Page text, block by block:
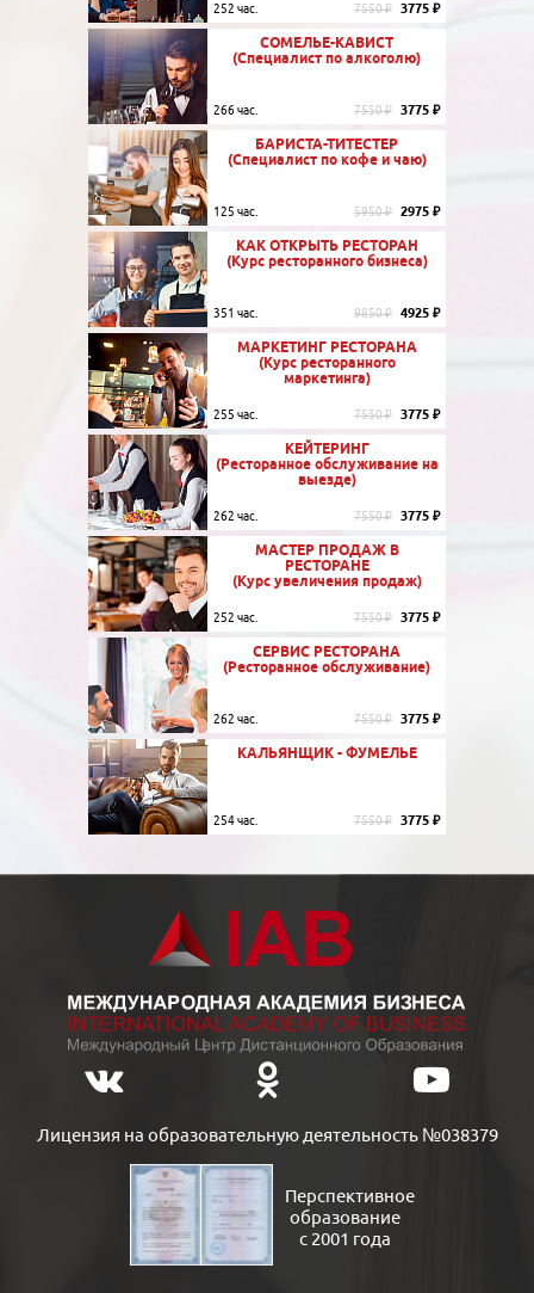
252 час. 7550 ₽ 3775 ₽
СОМЕЛЬЕ-КАВИСТ
(Специалист по алкоголю)
266 час. 7550 ₽ 3775 ₽
БАРИСТА-ТИТЕСТЕР
(Специалист по кофе и чаю)
125 час. 5950 ₽ 2975 ₽
КАК ОТКРЫТЬ РЕСТОРАН
(Курс ресторанного бизнеса)
351 час. 9850 ₽ 4925 ₽
МАРКЕТИНГ РЕСТОРАНА
(Курс ресторанного
маркетинга)
255 час. 7550 ₽ 3775 ₽
КЕЙТЕРИНГ
(Ресторанное обслуживание на
выезде)
262 час. 7550 ₽ 3775 ₽
МАСТЕР ПРОДАЖ В
РЕСТОРАНЕ
(Курс увеличения продаж)
252 час. 7550 ₽ 3775 ₽
СЕРВИС РЕСТОРАНА
(Ресторанное обслуживание)
262 час. 7550 ₽ 3775 ₽
КАЛЬЯНЩИК - ФУМЕЛЬЕ
254 час. 7550 ₽ 3775 ₽
Лицензия на образовательную деятельность №038379
Перспективное
образование
с 2001 года